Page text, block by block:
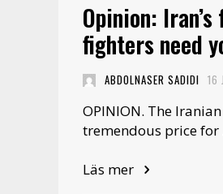
Opinion:
fighters need
ABDOLNASER SADIDI 16
OPINION. The
tremendous price
Läs mer